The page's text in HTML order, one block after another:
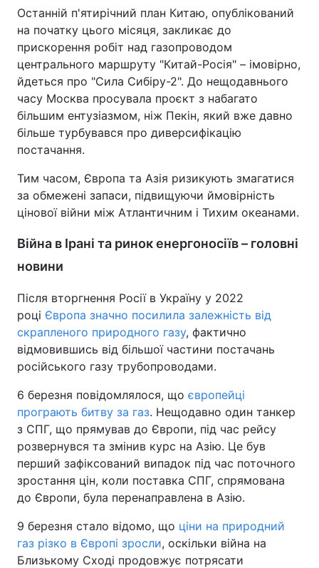
Останній п'ятирічний план Китаю, опублікований
на початку цього місяця, закликає до
прискорення робіт над газопроводом
центрального маршруту "Китай-Росія" – імовірно,
йдеться про "Сила Сибіру-2". До нещодавнього
часу Москва просувала проєкт з набагато
більшим ентузіазмом, ніж Пекін, який вже давно
більше турбувався про диверсифікацію
постачання.
Тим часом, Європа та Азія ризикують змагатися
за обмежені запаси, підвищуючи ймовірність
цінової війни між Атлантичним і Тихим океанами.
Війна в Ірані та ринок енергоносіїв – головні
новини
Після вторгнення Росії в Україну у 2022
році Європа значно посилила залежність від
скрапленого природного газу, фактично
відмовившись від більшої частини постачань
російського газу трубопроводами.
6 березня повідомлялося, що європейці
програють битву за газ. Нещодавно один танкер
з СПГ, що прямував до Європи, під час рейсу
розвернувся та змінив курс на Азію. Це був
перший зафіксований випадок під час поточного
зростання цін, коли поставка СПГ, спрямована
до Європи, була перенаправлена в Азію.
9 березня стало відомо, що ціни на природний
газ різко в Європі зросли, оскільки війна на
Близькому Сході продовжує потрясати